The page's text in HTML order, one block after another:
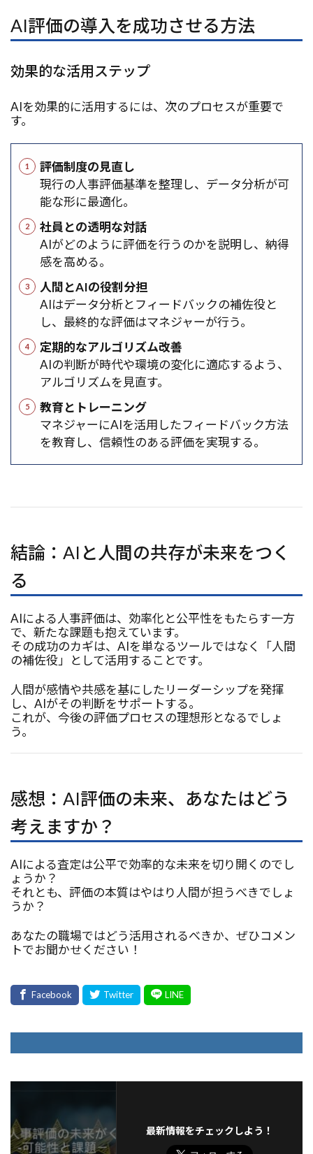
AI評価の導入を成功させる方法
効果的な活用ステップ
AIを効果的に活用するには、次のプロセスが重要で
す。
評価制度の見直し
現行の人事評価基準を整理し、データ分析が可
能な形に最適化。
社員との透明な対話
AIがどのように評価を行うのかを説明し、納得
感を高める。
人間とAIの役割分担
AIはデータ分析とフィードバックの補佐役と
し、最終的な評価はマネジャーが行う。
定期的なアルゴリズム改善
AIの判断が時代や環境の変化に適応するよう、
アルゴリズムを見直す。
教育とトレーニング
マネジャーにAIを活用したフィードバック方法
を教育し、信頼性のある評価を実現する。
結論：AIと人間の共存が未来をつく
る
AIによる人事評価は、効率化と公平性をもたらす一方
で、新たな課題も抱えています。
その成功のカギは、AIを単なるツールではなく「人間
の補佐役」として活用することです。
人間が感情や共感を基にしたリーダーシップを発揮
し、AIがその判断をサポートする――。
これが、今後の評価プロセスの理想形となるでしょ
う。
感想：AI評価の未来、あなたはどう
考えますか？
AIによる査定は公平で効率的な未来を切り開くのでし
ょうか？
それとも、評価の本質はやはり人間が担うべきでしょ
うか？
あなたの職場ではどう活用されるべきか、ぜひコメン
トでお聞かせください！
最新情報をチェックしよう！